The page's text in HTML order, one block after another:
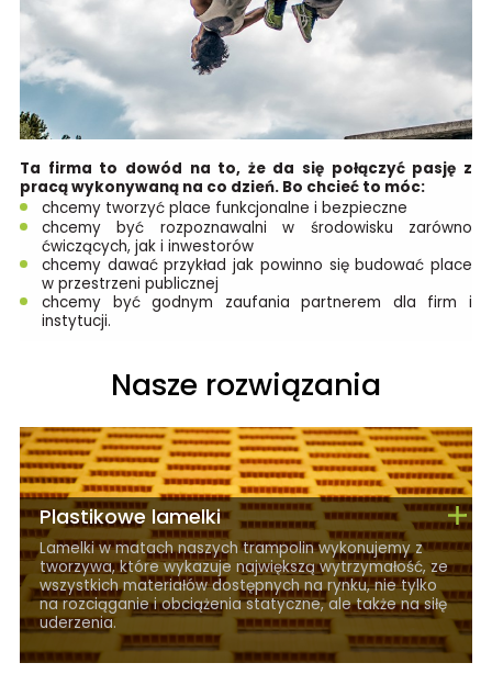
Ta firma to dowód na to, że da się połączyć pasję z
pracą wykonywaną na co dzień. Bo chcieć to móc:
chcemy tworzyć place funkcjonalne i bezpieczne
chcemy być rozpoznawalni w środowisku zarówno
ćwiczących, jak i inwestorów
chcemy dawać przykład jak powinno się budować place
w przestrzeni publicznej
chcemy być godnym zaufania partnerem dla firm i
instytucji.
Nasze rozwiązania
Plastikowe lamelki
Lamelki w matach naszych trampolin wykonujemy z
tworzywa, które wykazuje największą wytrzymałość, ze
wszystkich materiałów dostępnych na rynku, nie tylko
na rozciąganie i obciążenia statyczne, ale także na siłę
uderzenia.